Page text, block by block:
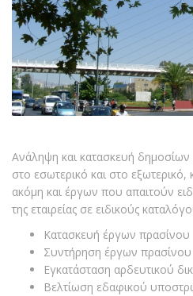
Ανάληψη και κατασκευή δημοσίων
στο εσωτερικό και στο
ακόμη και έργων που απαιτούν
της εταιρείας σε ειδικούς
Κατασκευή έργων πρασίνου
Συντήρηση έργων πρασίνου
Εγκατάσταση αρδευτικού
Βελτίωση εδαφικού